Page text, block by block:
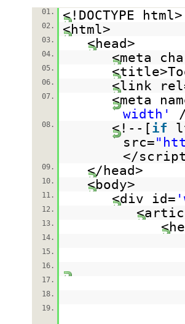
01. <!DOCTYPE html>
02. <html>
03. <head>
04. <meta
05.
06. <link
07.
<meta
width'
08. <!--[if
src="
</
09. </head>
10. <body>
11. <div id=
12.
13.
14.
15.
16.
17.
18.
19.